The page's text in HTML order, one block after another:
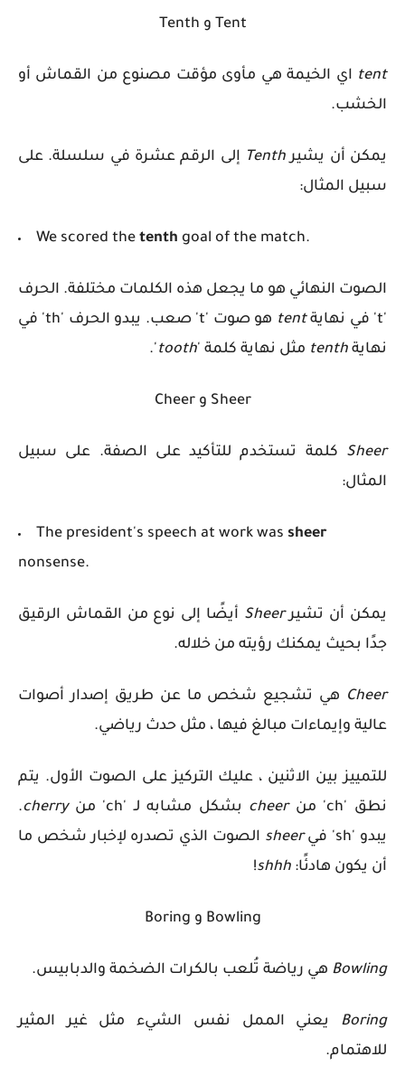
Tent و Tenth
tent اي الخيمة هي مأوى مؤقت مصنوع من القماش أو
الخشب.
يمكن أن يشيرTenth إلى الرقم عشرة في سلسلة. على
سبيل المثال:
We scored the tenth goal of the match.
الصوت النهائي هو ما يجعل هذه الكلمات مختلفة. الحرف
't' في نهاية
tent
هو صوت 't' صعب. يبدو الحرف 'th' في
نهاية tenth مثل نهاية كلمة 'tooth
'.
Sheer و Cheer
Sheer
كلمة تستخدم للتأكيد على الصفة. على سبيل
المثال:
The president's speech at work was sheer
nonsense.
يمكن أن تشيرSheer أيضًا إلى نوع من القماش الرقيق
جدًا بحيث يمكنك رؤيته من خلاله.
Cheer هي تشجيع شخص ما عن طريق إصدار أصوات
عالية وإيماءات مبالغ فيها ، مثل حدث رياضي.
للتمييز بين الاثنين ، عليك التركيز على الصوت الأول. يتم
نطق 'ch' من
cheer بشكل مشابه لـ 'ch' من cherry
.
يبدو 'sh' في
sheer الصوت الذي تصدره لإخبار شخص ما
أن يكون هادئًا: shhh
!
Bowling و Boring
Bowling هي رياضة تُلعب بالكرات الضخمة والدبابيس.
Boring
يعني الممل نفس الشيء مثل غير المثير
للاهتمام.